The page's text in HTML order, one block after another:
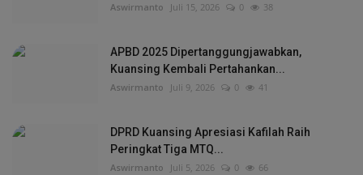
Aswirmanto Juli 15, 2026 0 38
APBD 2025 Dipertanggungjawabkan,
Kuansing Kembali Pertahankan...
Aswirmanto Juli 9, 2026 0 41
DPRD Kuansing Apresiasi Kafilah Raih
Peringkat Tiga MTQ...
Aswirmanto Juli 5, 2026 0 66